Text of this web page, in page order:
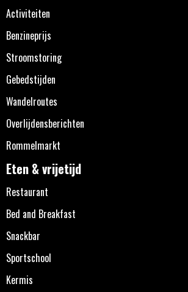
Activiteiten
Benzineprijs
Stroomstoring
Gebedstijden
Wandelroutes
Overlijdensberichten
Rommelmarkt
Eten & vrijetijd
Restaurant
Bed and Breakfast
Snackbar
Sportschool
Kermis